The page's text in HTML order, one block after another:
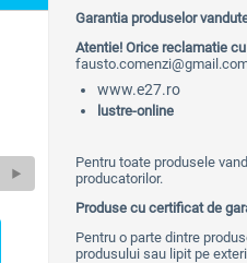
Garantia produselor
Atentie! Orice reclamatie
www.e27.ro
lustre-online
Pentru toate produsele
producatorilor.
Produse cu certificat de
Pentru o parte dintre
produsului sau lipit pe